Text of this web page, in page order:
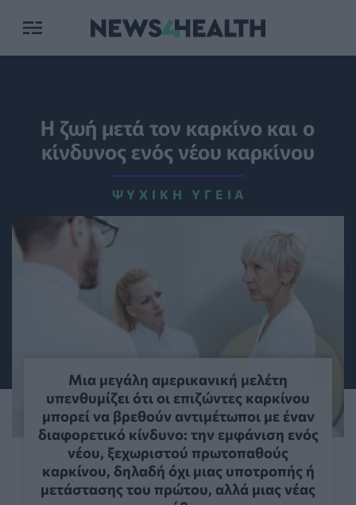
Η ζωή μετά τον καρκίνο και ο
κίνδυνος ενός νέου καρκίνου
ΨΥΧΙΚΉ ΥΓΕΊΑ
Μια μεγάλη αμερικανική μελέτη
υπενθυμίζει ότι οι επιζώντες καρκίνου
μπορεί να βρεθούν αντιμέτωποι με έναν
διαφορετικό κίνδυνο: την εμφάνιση ενός
νέου, ξεχωριστού πρωτοπαθούς
καρκίνου, δηλαδή όχι μιας υποτροπής ή
μετάστασης του πρώτου, αλλά μιας νέας